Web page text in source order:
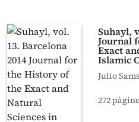
Suhayl,
Journal
Exact
Islamic
Julio
272